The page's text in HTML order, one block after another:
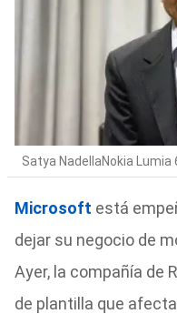
Satya NadellaNokia Lumia
Microsoft está
dejar su negocio de
Ayer, la compañía de
de plantilla que